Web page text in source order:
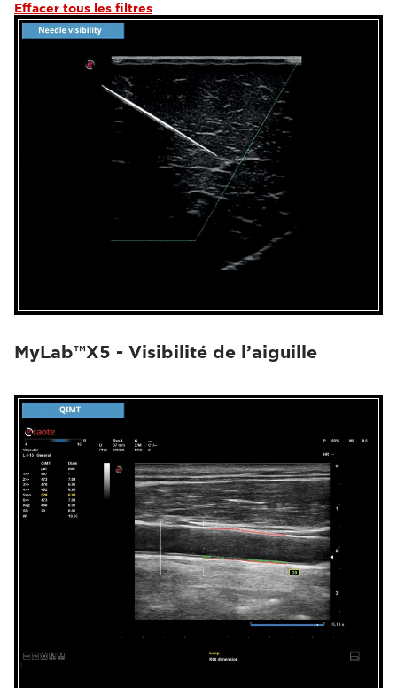
Effacer tous les filtres
MyLab™X5 - Visibilité de l’aiguille